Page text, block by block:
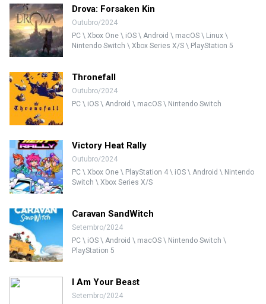
Drova: Forsaken Kin
Outubro/2024
PC \ Xbox One \ iOS \ Android \ macOS \ Linux \
Nintendo Switch \ Xbox Series X/S \ PlayStation 5
Thronefall
Outubro/2024
PC \ iOS \ Android \ macOS \ Nintendo Switch
Victory Heat Rally
Outubro/2024
PC \ Xbox One \ PlayStation 4 \ iOS \ Android \ Nintendo
Switch \ Xbox Series X/S
Caravan SandWitch
Setembro/2024
PC \ iOS \ Android \ macOS \ Nintendo Switch \
PlayStation 5
I Am Your Beast
Setembro/2024